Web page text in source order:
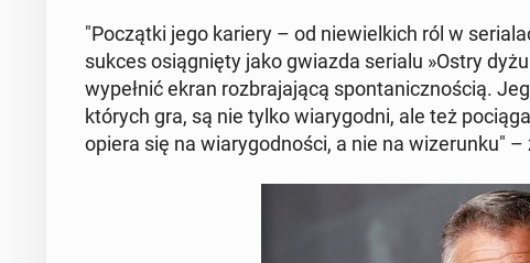
"Po­cząt­ki jego kariery – od nie­wiel­kich ról w
sukces osią­gnię­ty jako gwiazda serialu »Ostry
wy­peł­nić ekran roz­bra­ja­ją­cą spon­ta­nicz­no­ścią.
których gra, są nie tylko wia­ry­god­ni, ale też
opiera się na wia­ry­god­no­ści, a nie na wi­ze­run­ku"